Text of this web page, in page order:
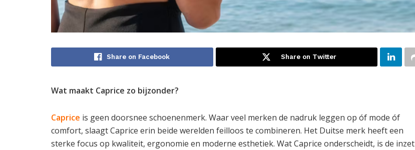
Share on Facebook Share on Twitter
Wat maakt Caprice zo bijzonder?
Caprice is geen doorsnee schoenenmerk. Waar veel merken de nadruk leggen op óf mode óf
comfort, slaagt Caprice erin beide werelden feilloos te combineren. Het Duitse merk heeft een
sterke focus op kwaliteit, ergonomie en moderne esthetiek. Wat Caprice onderscheidt, is de inzet